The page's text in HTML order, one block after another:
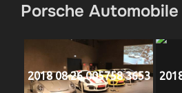
Porsche Automobile
2018 08 26 005758 3653